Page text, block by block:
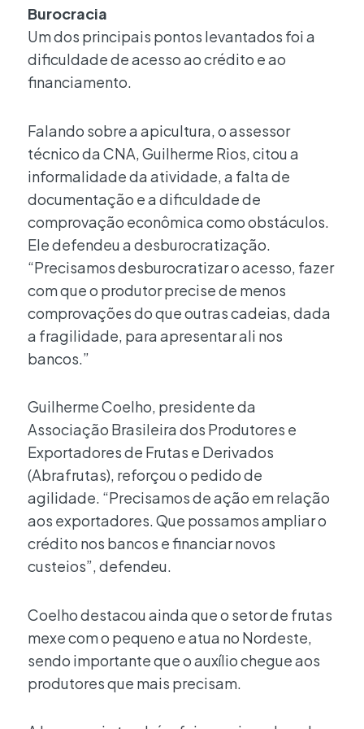
Burocracia
Um dos principais pontos levantados foi a
dificuldade de acesso ao crédito e ao
financiamento.
Falando sobre a apicultura, o assessor
técnico da CNA, Guilherme Rios, citou a
informalidade da atividade, a falta de
documentação e a dificuldade de
comprovação econômica como obstáculos.
Ele defendeu a desburocratização.
“Precisamos desburocratizar o acesso, fazer
com que o produtor precise de menos
comprovações do que outras cadeias, dada
a fragilidade, para apresentar ali nos
bancos.”
Guilherme Coelho, presidente da
Associação Brasileira dos Produtores e
Exportadores de Frutas e Derivados
(Abrafrutas), reforçou o pedido de
agilidade. “Precisamos de ação em relação
aos exportadores. Que possamos ampliar o
crédito nos bancos e financiar novos
custeios”, defendeu.
Coelho destacou ainda que o setor de frutas
mexe com o pequeno e atua no Nordeste,
sendo importante que o auxílio chegue aos
produtores que mais precisam.